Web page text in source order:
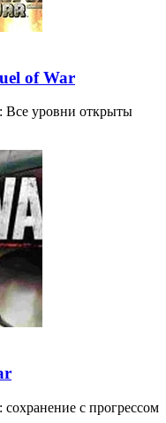
of War
Все уровни открыты
с прогрессом